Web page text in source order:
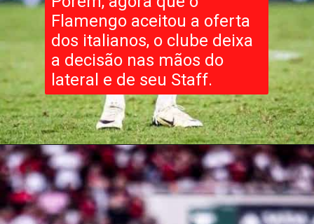
Flamengo aceitou a oferta
dos italianos, o clube deixa
a decisão nas mãos do
lateral e de seu Staff.